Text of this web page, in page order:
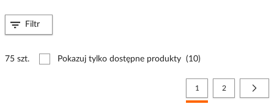
75 szt. Pokazuj tylko dostępne produkty (10)
Strona
Aktualnie czytasz stronę
1 Strona
2
Filtr